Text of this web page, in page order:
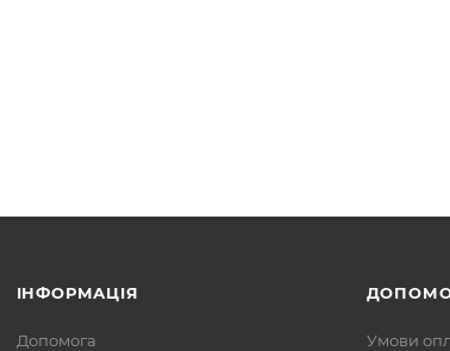
ІНФОРМАЦІЯ
Допомога
Умови